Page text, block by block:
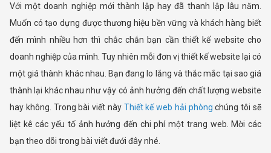
Với một doanh nghiệp mới thành lập hay đã thanh lập lâu năm.
Muốn có tạo dựng được thương hiệu bền vững và khách hàng biết
đến mình nhiều hơn thì chắc chắn bạn cần thiết kế website cho
doanh nghiệp của mình. Tuy nhiên mỗi đơn vị thiết kế website lại có
một giá thành khác nhau. Bạn đang lo lắng và thắc mắc tại sao giá
thành lại khác nhau như vậy có ảnh hưởng đến chất lượng website
hay không. Trong bài viết này Thiết kế web hải phòng chúng tôi sẽ
liệt kê các yếu tố ảnh hưởng đến chi phí một trang web. Mời các
bạn theo dõi trong bài viết đưới đây nhé.